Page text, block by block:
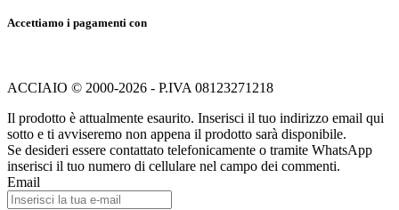
Accettiamo i pagamenti con
ACCIAIO © 2000-2026 - P.IVA 08123271218
Il prodotto è attualmente esaurito. Inserisci il tuo indirizzo email qui
sotto e ti avviseremo non appena il prodotto sarà disponibile.
Se desideri essere contattato telefonicamente o tramite WhatsApp
inserisci il tuo numero di cellulare nel campo dei commenti.
Email